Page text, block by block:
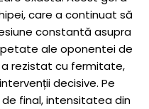
care a continuat să
constantă asupra
ale oponentei de
rezistat cu fermitate,
decisive. Pe
final, intensitatea din